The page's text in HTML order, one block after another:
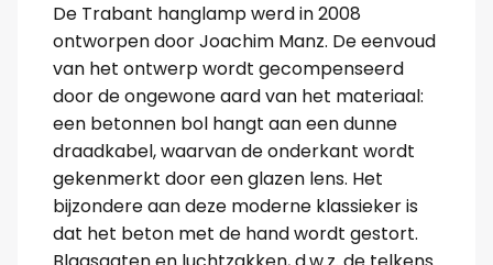
De Trabant hanglamp werd in 2008
ontworpen door Joachim Manz. De eenvoud
van het ontwerp wordt gecompenseerd
door de ongewone aard van het materiaal:
een betonnen bol hangt aan een dunne
draadkabel, waarvan de onderkant wordt
gekenmerkt door een glazen lens. Het
bijzondere aan deze moderne klassieker is
dat het beton met de hand wordt gestort.